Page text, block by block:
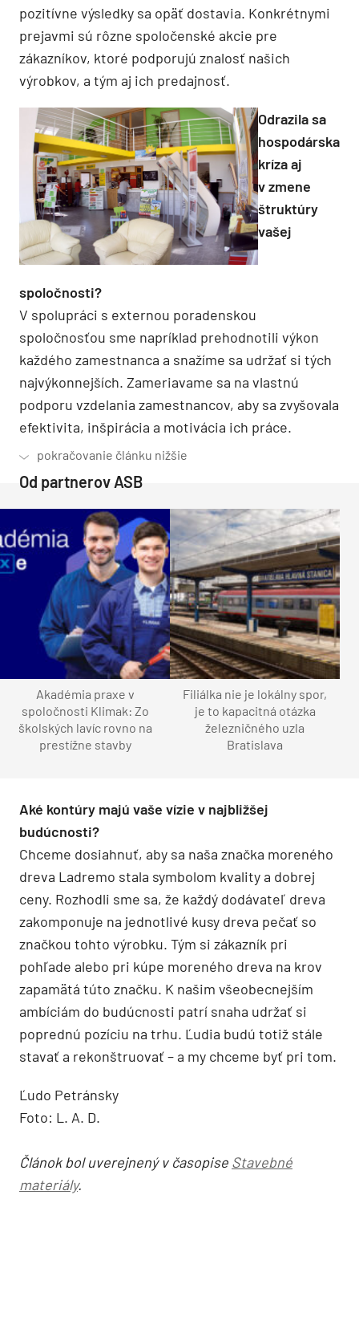
pozitívne výsledky sa opäť dostavia. Konkrétnymi
prejavmi sú rôzne spoločenské akcie pre
zákazníkov, ktoré podporujú znalosť našich
výrobkov, a tým aj ich predajnosť.
Odrazila sa
hospodárska
kríza aj
v zmene
štruktúry
vašej
spoločnosti?
V spolupráci s externou poradenskou
spoločnosťou sme napríklad prehodnotili výkon
každého zamestnanca a snažíme sa udržať si tých
najvýkonnejších. Zameriavame sa na vlastnú
podporu vzdelania zamestnancov, aby sa zvyšovala
efektivita, inšpirácia a motivácia ich práce.
Od partnerov ASB
Akadémia praxe v
spoločnosti Klimak: Zo
školských lavíc rovno na
prestížne stavby
Filiálka nie je lokálny spor,
je to kapacitná otázka
železničného uzla
Bratislava
Aké kontúry majú vaše vízie v najbližšej
budúcnosti?
Chceme dosiahnuť, aby sa naša značka moreného
dreva Ladremo stala symbolom kvality a dobrej
ceny. Rozhodli sme sa, že každý dodávateľ dreva
zakomponuje na jednotlivé kusy dreva pečať so
značkou tohto výrobku. Tým si zákazník pri
pohľade alebo pri kúpe moreného dreva na krov
zapamätá túto značku. K našim všeobecnejším
ambíciám do budúcnosti patrí snaha udržať si
poprednú pozíciu na trhu. Ľudia budú totiž stále
stavať a rekonštruovať – a my chceme byť pri tom.
Ľudo Petránsky
Foto: L. A. D.
Článok bol uverejnený v časopise Stavebné
materiály.